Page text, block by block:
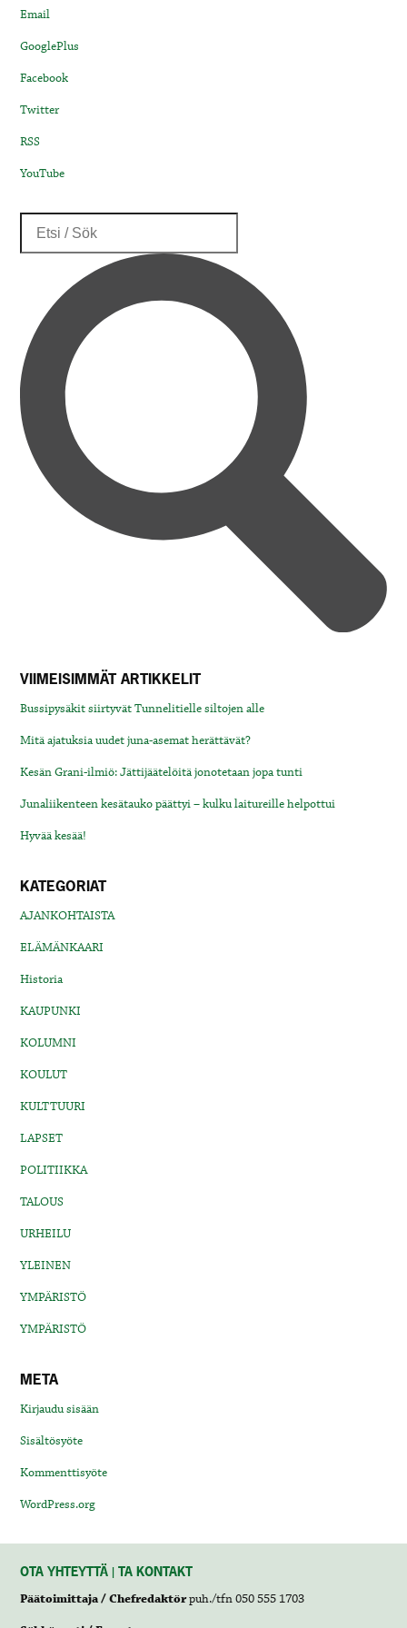
Email
GooglePlus
Facebook
Twitter
RSS
YouTube
VIIMEISIMMÄT ARTIKKELIT
Bussipysäkit siirtyvät Tunnelitielle siltojen alle
Mitä ajatuksia uudet juna-asemat herättävät?
Kesän Grani-ilmiö: Jättijäätelöitä jonotetaan jopa tunti
Junaliikenteen kesätauko päättyi – kulku laitureille helpottui
Hyvää kesää!
KATEGORIAT
AJANKOHTAISTA
ELÄMÄNKAARI
Historia
KAUPUNKI
KOLUMNI
KOULUT
KULTTUURI
LAPSET
POLITIIKKA
TALOUS
URHEILU
YLEINEN
YMPÄRISTÖ
YMPÄRISTÖ
META
Kirjaudu sisään
Sisältösyöte
Kommenttisyöte
WordPress.org
OTA YHTEYTTÄ | TA KONTAKT
Päätoimittaja / Chefredaktörpuh./tfn 050 555 1703